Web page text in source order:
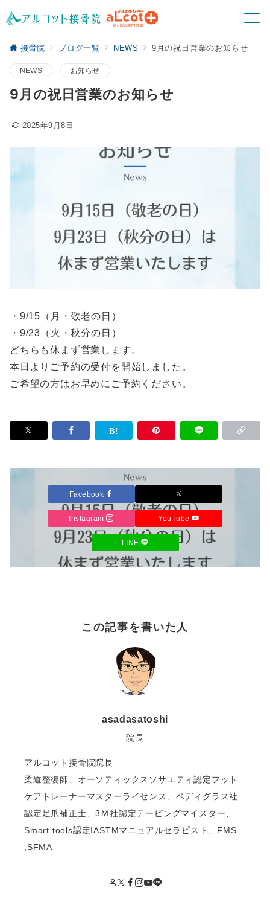
接骨院 ブログ一覧 NEWS 9月の祝日営業のお知らせ
NEWS お知らせ
9月の祝日営業のお知らせ
2025年9月8日
・9/15（月・敬老の日）
・9/23（火・秋分の日）
どちらも休まず営業します。
本日よりご予約の受付を開始しました。
ご希望の方はお早めにご予約ください。
Facebook
Instagram YouTube
LINE
この記事を書いた人
asadasatoshi
院長
アルコット接骨院院長
柔道整復師、オーソティックスソサエティ認定フット
ケアトレーナーマスターライセンス、ペディグラス社
認定足爪補正士、3Ｍ社認定テーピングマイスター、
Smart tools認定IASTMマニュアルセラピスト、FMS
,SFMA